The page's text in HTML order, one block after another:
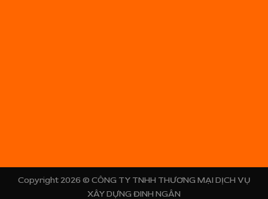
Copyright 2026 © CÔNG TY TNHH THƯƠNG MẠI DỊCH VỤ
XÂY DỰNG ĐINH NGÂN